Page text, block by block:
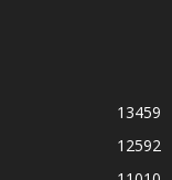
13459
12592